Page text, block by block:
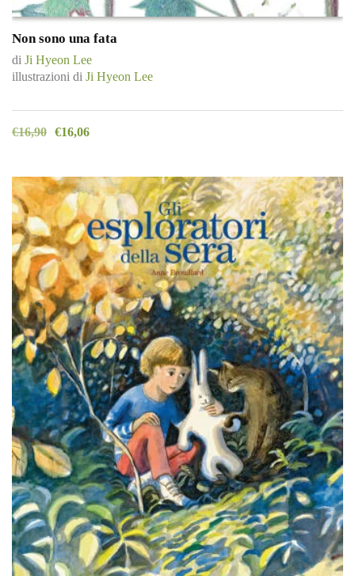
Non sono una fata
di Ji Hyeon Lee
illustrazioni di Ji Hyeon Lee
€16,90 €16,06